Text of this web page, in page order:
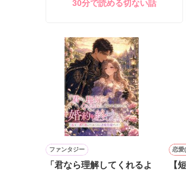
やっと君との
約束を守れる気がした
"かけがえのないもの"
だと思う。
恋をして、
初めて知る感情もある。
仕事をして、
何かを思い知ることもある。
30分で読める切ない話
ファンタジー
「君なら理解してくれるよ
恋愛
【